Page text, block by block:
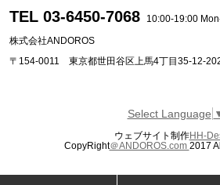
TEL 03-6450-7068
10:00-19:00
株式会社ANDOROS
〒154-0011 東京都世田谷区上馬4丁目35-12-
Select Language
ウェブサイト制作HH-
CopyRight＠ANDOROS.com 2017